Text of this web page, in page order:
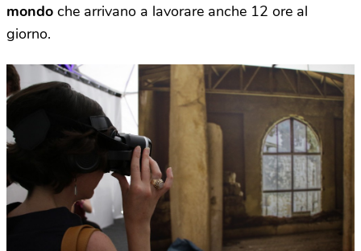
mondo che arrivano a lavorare anche 12 ore al
giorno.